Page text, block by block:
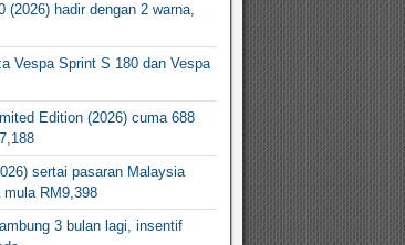
(2026) hadir dengan 2 warna,
Vespa Sprint S 180 dan Vespa
Edition (2026) cuma 688
sertai pasaran Malaysia
mula RM9,398
3 bulan lagi, insentif